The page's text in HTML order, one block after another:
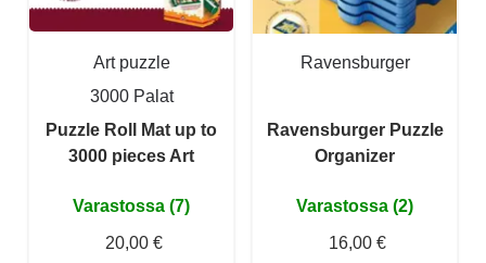
Art puzzle
3000 Palat
Puzzle Roll Mat up to
3000 pieces Art
Varastossa (7)
20,00 €
Ravensburger
Ravensburger Puzzle
Organizer
Varastossa (2)
16,00 €